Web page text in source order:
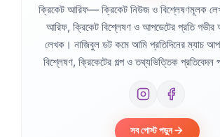
ক্রিকেট আরিফ— ক্রিকেট নিউজ ও বিশ্লেষণমূলক
আরিফ, ক্রিকেট বিশ্লেষণ ও আপডেটের প্রতি
লেখক। নাজিবুল ডট কমে আমি প্রতিদিনের ম্যাচ
বিশ্লেষণ, ক্রিকেটের গল্প ও তথ্যভিত্তিক
সব পোস্ট পড়ুন